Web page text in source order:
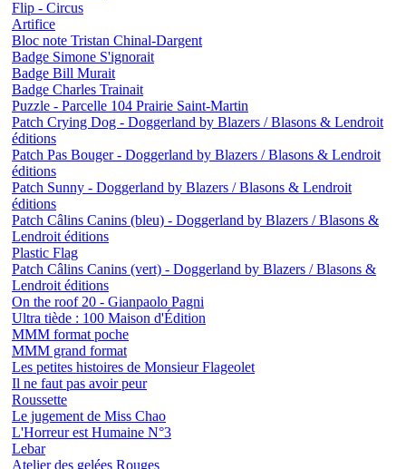
Flip - Circus
Artifice
Bloc note Tristan Chinal-Dargent
Badge Simone S'ignorait
Badge Bill Murait
Badge Charles Trainait
Puzzle - Parcelle 104 Prairie Saint-Martin
Patch Crying Dog - Doggerland by Blazers / Blasons & Lendroit
éditions
Patch Pas Bouger - Doggerland by Blazers / Blasons & Lendroit
éditions
Patch Sunny - Doggerland by Blazers / Blasons & Lendroit
éditions
Patch Câlins Canins (bleu) - Doggerland by Blazers / Blasons &
Lendroit éditions
Plastic Flag
Patch Câlins Canins (vert) - Doggerland by Blazers / Blasons &
Lendroit éditions
On the roof 20 - Gianpaolo Pagni
Ultra tiède : 100 Maison d'Édition
MMM format poche
MMM grand format
Les petites histoires de Monsieur Flageolet
Il ne faut pas avoir peur
Roussette
Le jugement de Miss Chao
L'Horreur est Humaine N°3
Lebar
Atelier des gelées Rouges